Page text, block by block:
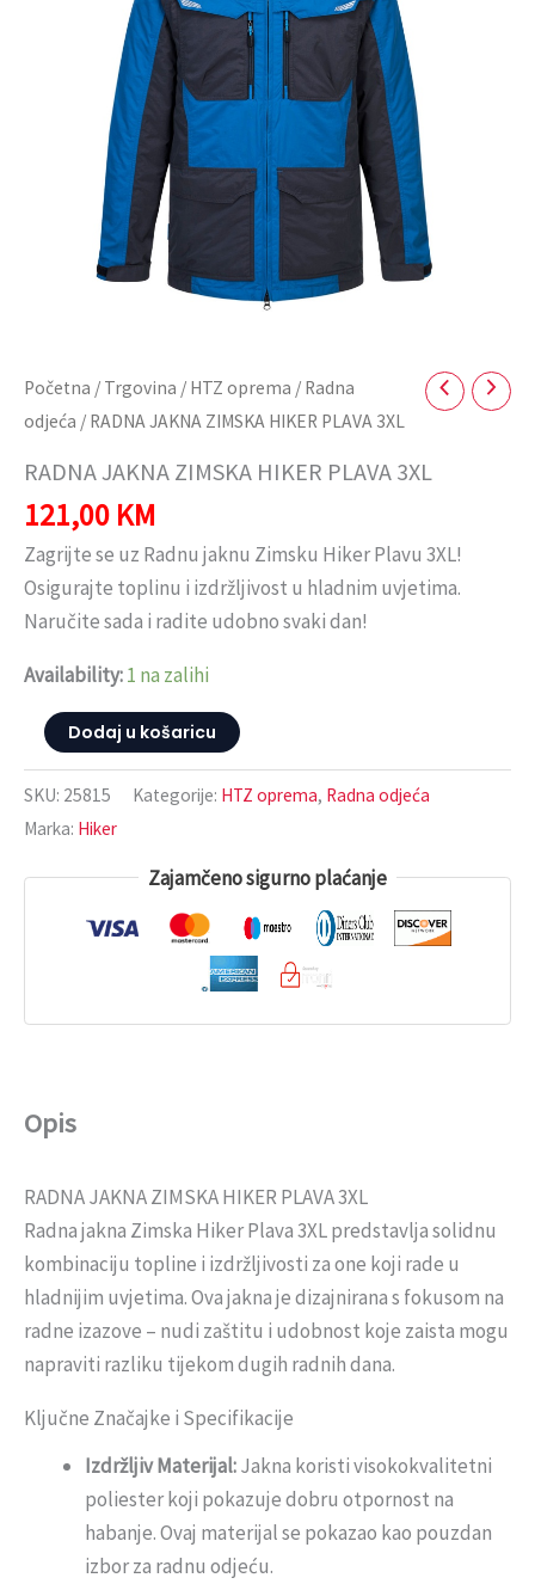
Početna / Trgovina / HTZ oprema / Radna
odjeća / RADNA JAKNA ZIMSKA HIKER PLAVA 3XL
RADNA JAKNA ZIMSKA HIKER PLAVA 3XL
121,00 KM
Zagrijte se uz Radnu jaknu Zimsku Hiker Plavu 3XL!
Osigurajte toplinu i izdržljivost u hladnim uvjetima.
Naručite sada i radite udobno svaki dan!
Availability:1 na zalihi
Dodaj u košaricu
SKU: 25815 Kategorije: HTZ oprema, Radna odjeća
Marka: Hiker
Zajamčeno sigurno plaćanje
Opis
RADNA JAKNA ZIMSKA HIKER PLAVA 3XL
Radna jakna Zimska Hiker Plava 3XL predstavlja solidnu
kombinaciju topline i izdržljivosti za one koji rade u
hladnijim uvjetima. Ova jakna je dizajnirana s fokusom na
radne izazove – nudi zaštitu i udobnost koje zaista mogu
napraviti razliku tijekom dugih radnih dana.
Ključne Značajke i Specifikacije
Izdržljiv Materijal:Jakna koristi visokokvalitetni
poliester koji pokazuje dobru otpornost na
habanje. Ovaj materijal se pokazao kao pouzdan
izbor za radnu odjeću.